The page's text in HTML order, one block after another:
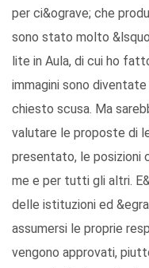
per ci&ograve; che
sono stato molto
lite in Aula, di cui ho
immagini sono
chiesto scusa. Ma
valutare le proposte di
presentato, le posizioni
me e per tutti gli altri.
delle istituzioni ed
assumersi le proprie
vengono approvati,